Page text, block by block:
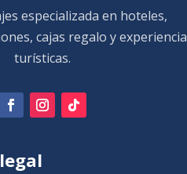
especializada en hoteles,
cajas regalo y
turísticas.